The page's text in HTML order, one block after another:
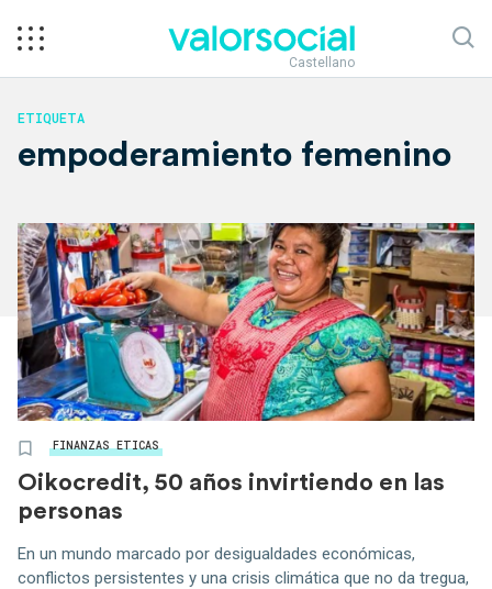
Castellano
ETIQUETA
empoderamiento femenino
FINANZAS ETICAS
Oikocredit, 50 años invirtiendo en las
personas
En un mundo marcado por desigualdades económicas,
conflictos persistentes y una crisis climática que no da tregua,